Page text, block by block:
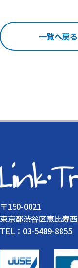
一覧へ戻る
〒150-0021
東京都渋谷区恵比寿
TEL：03-5489-8855